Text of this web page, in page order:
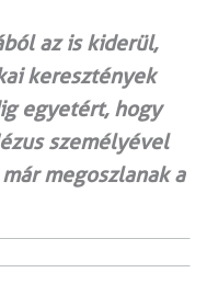
az is kiderül,
keresztények
egyetért, hogy
személyével
megoszlanak a